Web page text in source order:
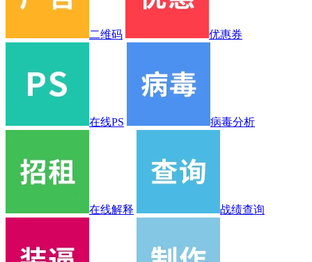
二维码 优惠券
在线PS 病毒分析
在线解释 战绩查询